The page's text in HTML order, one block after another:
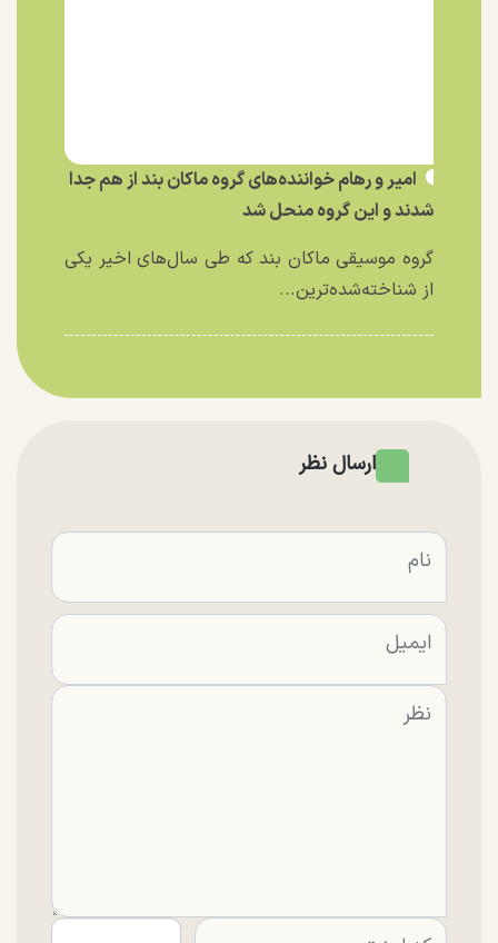
امیر و رهام خواننده‌های گروه ماکان بند از هم جدا
شدند و این گروه منحل شد
گروه موسیقی ماکان بند که طی سال‌های اخیر یکی
از شناخته‌شده‌ترین...
ارسال نظر